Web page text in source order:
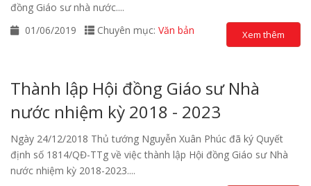
đồng Giáo sư nhà nước....
01/06/2019
Chuyên mục: Văn bản Xem thêm
Thành lập Hội đồng Giáo sư Nhà
nước nhiệm kỳ 2018 - 2023
Ngày 24/12/2018 Thủ tướng Nguyễn Xuân Phúc đã ký Quyết
định số 1814/QĐ-TTg về việc thành lập Hội đồng Giáo sư Nhà
nước nhiệm kỳ 2018-2023....